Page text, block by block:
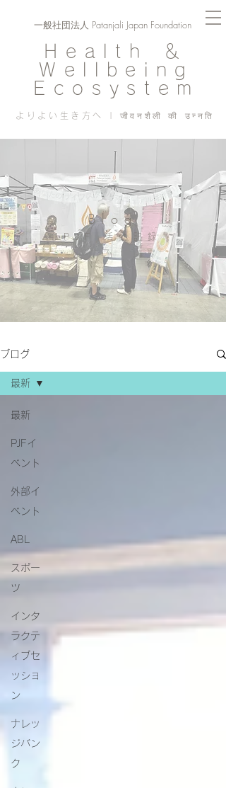
Health ＆
Wellbeing
Ecosystem
よりよい生き方へ | जीवनशैली की उन्नति
一般社団法人 Patanjali Japan Foundation
Blog
PJF ​活動記録
ブログ
最新
PJFイ
ベント
外部イ
ベント
ABL
スポー
ツ
インタ
ラクテ
ィブセ
ッショ
ン
ナレッ
ジバン
ク
最新